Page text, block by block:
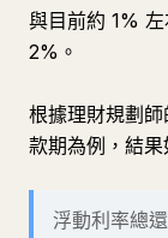
與目前約 1%
2%。
根據理財規劃
款期為例，結果
浮動利率總